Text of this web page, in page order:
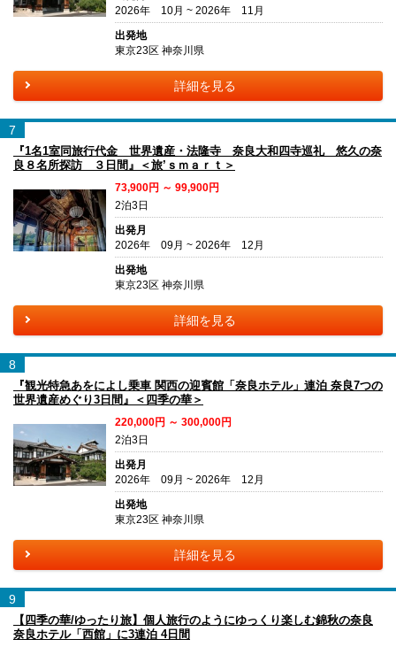
2026年 10月 ~ 2026年 11月
出発地
東京23区 神奈川県
詳細を見る
7
『1名1室同旅行代金 世界遺産・法隆寺 奈良大和四寺巡礼 悠久の奈
良８名所探訪 ３日間』＜旅’ｓｍａｒｔ＞
73,900円 ～ 99,900円
2泊3日
出発月
2026年 09月 ~ 2026年 12月
出発地
東京23区 神奈川県
詳細を見る
8
『観光特急あをによし乗車 関西の迎賓館「奈良ホテル」連泊 奈良7つの
世界遺産めぐり3日間』＜四季の華＞
220,000円 ～ 300,000円
2泊3日
出発月
2026年 09月 ~ 2026年 12月
出発地
東京23区 神奈川県
詳細を見る
9
【四季の華/ゆったり旅】個人旅行のようにゆっくり楽しむ錦秋の奈良
奈良ホテル「西館」に3連泊 4日間